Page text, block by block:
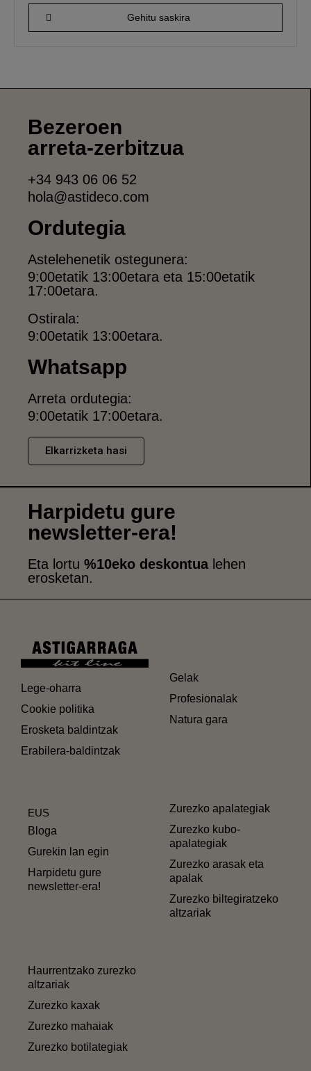
Gehitu saskira
Bezeroen
arreta-zerbitzua
+34 943 06 06 52
hola@astideco.com
Ordutegia
Astelehenetik ostegunera:
9:00etatik 13:00etara eta 15:00etatik
17:00etara.
Ostirala:
9:00etatik 13:00etara.
Whatsapp
Arreta ordutegia:
9:00etatik 17:00etara.
Elkarrizketa hasi
Harpidetu gure
newsletter-era!
Eta lortu %10eko deskontua lehen
erosketan.
Lege-oharra
Cookie politika
Erosketa baldintzak
Erabilera-baldintzak
Gelak
Profesionalak
Natura gara
EUS
Bloga
Gurekin lan egin
Harpidetu gure
newsletter-era!
Zurezko apalategiak
Zurezko kubo-
apalategiak
Zurezko arasak eta
apalak
Zurezko biltegiratzeko
altzariak
Haurrentzako zurezko
altzariak
Zurezko kaxak
Zurezko mahaiak
Zurezko botilategiak